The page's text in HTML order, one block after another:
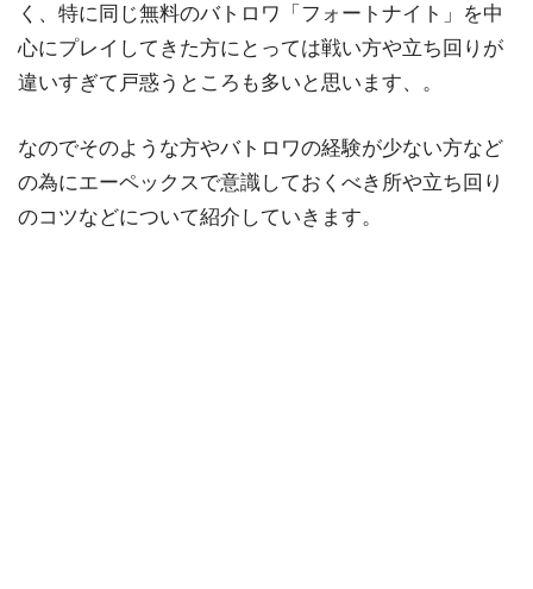
く、特に同じ無料のバトロワ「フォートナイト」を中
心にプレイしてきた方にとっては戦い方や立ち回りが
違いすぎて戸惑うところも多いと思います、。
なのでそのような方やバトロワの経験が少ない方など
の為にエーペックスで意識しておくべき所や立ち回り
のコツなどについて紹介していきます。